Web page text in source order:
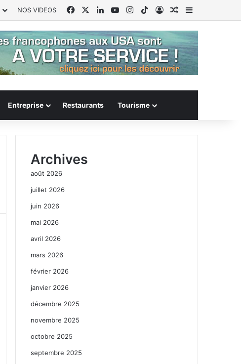
NOS VIDEOS FacebookLinkedinYouTubeInstagram
TikTokConnexion
Article Aléatoire
Sidebar
Entreprise Restaurants Tourisme
Archives
août 2026
juillet 2026
juin 2026
mai 2026
avril 2026
mars 2026
février 2026
janvier 2026
décembre 2025
novembre 2025
octobre 2025
septembre 2025